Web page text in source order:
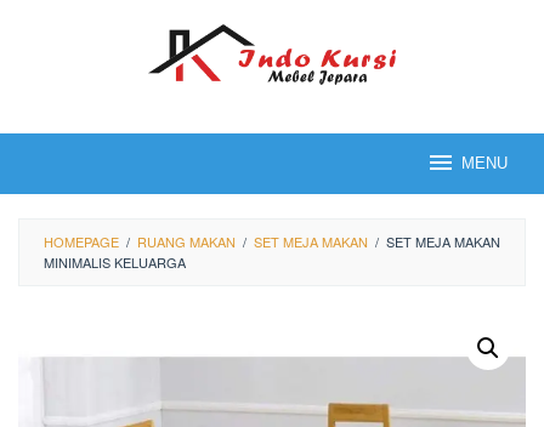
MENU
HOMEPAGE / RUANG MAKAN / SET MEJA MAKAN / SET MEJA MAKAN
MINIMALIS KELUARGA